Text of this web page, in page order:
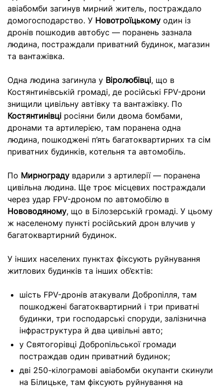
авіабомби загинув мирний житель, постраждало
домогосподарство. У Новотроїцькому один із
дронів пошкодив автобус — поранень зазнала
людина, постраждали приватний будинок, магазин
та вантажівка.
Одна людина загинула у Віролюбівці, що в
Костянтинівській громаді, де російські FPV-дрони
знищили цивільну автівку та вантажівку. По
Костянтинівці росіяни били двома бомбами,
дронами та артилерією, там поранена одна
людина, пошкоджені п’ять багатоквартирних та сім
приватних будинків, котельня та автомобіль.
По Мирнограду вдарили з артилерії — поранена
цивільна людина. Ще троє місцевих постраждали
через удар FPV-дроном по автомобілю в
Нововодяному, що в Білозерській громаді. У цьому
ж населеному пункті російський дрон влучив у
багатоквартирний будинок.
У інших населених пунктах фіксують руйнування
житлових будинків та інших об’єктів:
шість FPV-дронів атакували Добропілля, там
пошкоджені багатоквартирний і три приватні
будинки, три господарські споруди, залізнична
інфраструктура й два цивільні авто;
у Святогорівці Добропільської громади
постраждав один приватний будинок;
дві 250-кілограмові авіабомби окупанти скинули
на Білицьке, там фіксують руйнування на